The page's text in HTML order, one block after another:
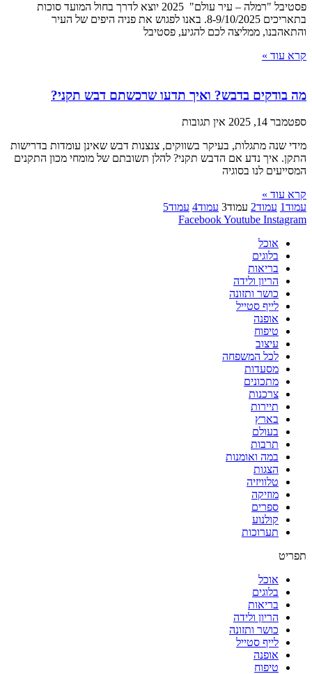
פסטיבל "רמלה – עיר עולם" 2025 יוצא לדרך בחול המועד סוכות
בתאריכים 8-9/10/2025. באנו לפגוש את פניה היפים של העיר
והתאהבנו, ממליצה לכם להגיע, פסטיבל
קרא עוד »
מה בודקים בדבש? ואיך תדעו שרכשתם דבש תקני?
ספטמבר 14, 2025
אין תגובות
מידי שנה מתגלות, בעיקר בשווקים, צנצנות דבש שאינן עומדות בדרישות
התקן. איך נדע אם הדבש תקני? להלן תשובתם של מומחי מכון התקנים
המסייעים לנו בסוגיה
קרא עוד »
עמוד1 עמוד2 עמוד3 עמוד4 עמוד5
FacebookYoutube Instagram
אוכל
בלוגים
בריאות
הריון ולידה
כושר ותזונה
לייף סטייל
אופנה
טיפוח
עיצוב
לכל המשפחה
מסעדות
מתכונים
צרכנות
תיירות
בארץ
בעולם
תרבות
במה ואומנות
הצגות
טלוויזיה
מוזיקה
ספרים
קולנוע
תערוכות
תפריט
אוכל
בלוגים
בריאות
הריון ולידה
כושר ותזונה
לייף סטייל
אופנה
טיפוח